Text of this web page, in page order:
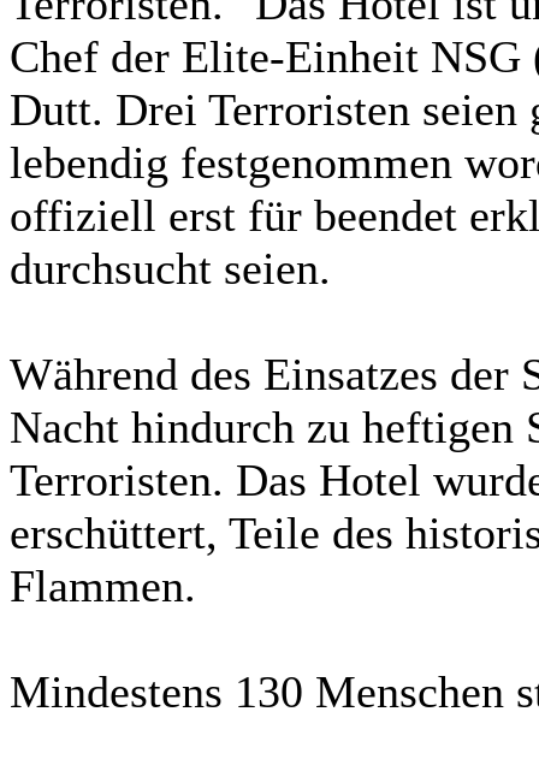
Chef der Elite-Einheit
Dutt. Drei Terroristen seien
lebendig festgenommen
offiziell erst für beendet
durchsucht seien.
Während des Einsatzes der
Nacht hindurch zu heftigen
Terroristen. Das Hotel
erschüttert, Teile des
Flammen.
Mindestens 130 Menschen